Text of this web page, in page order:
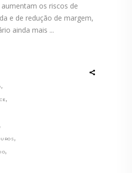
os riscos de
e de redução de margem,
ainda mais
,
,
,
,
,